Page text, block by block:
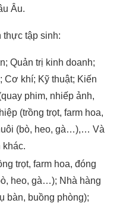
Âu.
thực tập sinh:
Quản trị kinh doanh;
Cơ khí; Kỹ thuật; Kiến
phim, nhiếp ảnh,
(trồng trọt, farm hoa,
(bò, heo, gà…),… Và
khác.
trọt, farm hoa, đóng
heo, gà…); Nhà hàng
bàn, buồng phòng);